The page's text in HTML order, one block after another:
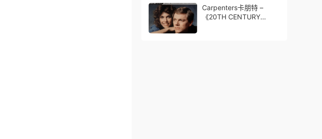
Carpenters卡朋特 –
《20TH CENTURY